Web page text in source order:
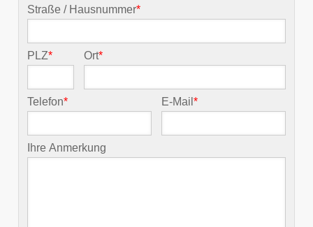
Straße / Hausnummer*
PLZ* Ort*
Telefon* E-Mail*
Ihre Anmerkung